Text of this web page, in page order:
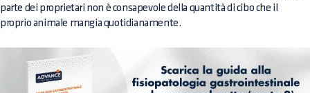
parte dei proprietari non è consapevole della quantità di cibo che il
proprio animale mangia quotidianamente.